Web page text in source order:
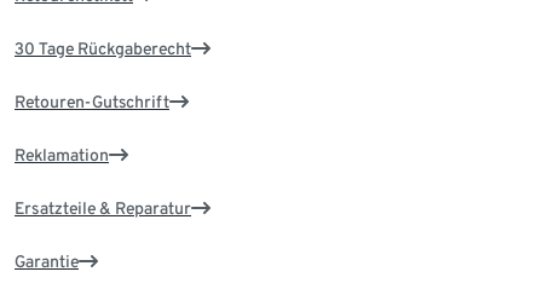
30 Tage Rückgaberecht
Retouren-Gutschrift
Reklamation
Ersatzteile & Reparatur
Garantie